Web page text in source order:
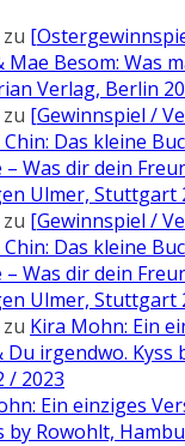
zu
Mae Besom: Was
Verlag, Berlin
zu [Gewinnspiel /
Das kleine
– Was dir dein
Ulmer, Stuttgart
zu [Gewinnspiel /
Das kleine
– Was dir dein
Ulmer, Stuttgart
zu Kira Mohn: Ein
Du irgendwo. Kyss
/ 2023
Ein einziges
by Rowohlt,